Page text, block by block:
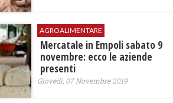
AGROALIMENTARE
Mercatale in Empoli sabato 9
novembre: ecco le aziende
presenti
Giovedì, 07 Novembre 2019